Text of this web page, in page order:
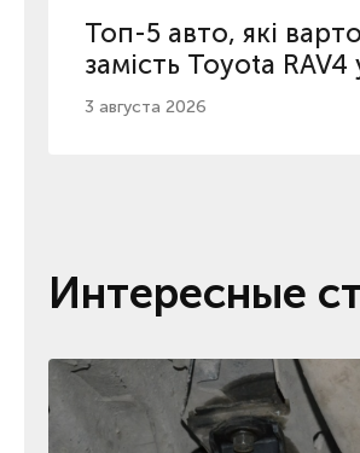
Топ-5 авто, які
замість Toyota RAV4
3 августа 2026
Интересные